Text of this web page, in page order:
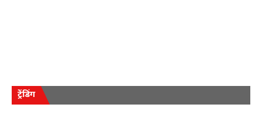
ट्रेंडिंग